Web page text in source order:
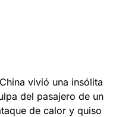
vivió una insólita
del pasajero de un
de calor y quiso